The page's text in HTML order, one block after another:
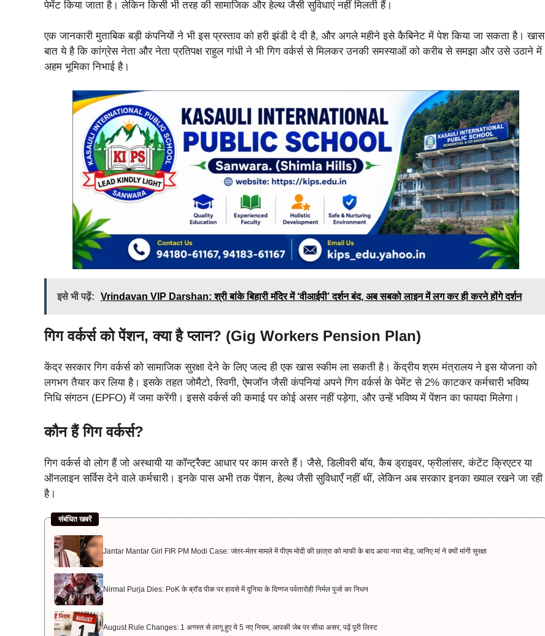
पेमेंट किया जाता है। लेकिन किसी भी तरह की सामाजिक और हेल्थ जैसी सुविधाएं नहीं मिलती हैं।
एक जानकारी मुताबिक बड़ी कंपनियों ने भी इस प्रस्ताव को हरी झंडी दे दी है, और अगले महीने इसे कैबिनेट में पेश किया जा सकता है। खास
बात ये है कि कांग्रेस नेता और नेता प्रतिपक्ष राहुल गांधी ने भी गिग वर्कर्स से मिलकर उनकी समस्याओं को करीब से समझा और उसे उठाने में
अहम भूमिका निभाई है।
इसे भी पढ़ें: Vrindavan VIP Darshan: श्री बांके बिहारी मंदिर में ‘वीआईपी’ दर्शन बंद, अब सबको लाइन में लग कर ही करने होंगे दर्शन
गिग वर्कर्स को पेंशन, क्या है प्लान? (Gig Workers Pension Plan)
केंद्र सरकार गिग वर्कर्स को सामाजिक सुरक्षा देने के लिए जल्द ही एक खास स्कीम ला सकती है। केंद्रीय श्रम मंत्रालय ने इस योजना को
लगभग तैयार कर लिया है। इसके तहत जोमैटो, स्विगी, ऐमजॉन जैसी कंपनियां अपने गिग वर्कर्स के पेमेंट से 2% काटकर कर्मचारी भविष्य
निधि संगठन (EPFO) में जमा करेंगी। इससे वर्कर्स की कमाई पर कोई असर नहीं पड़ेगा, और उन्हें भविष्य में पेंशन का फायदा मिलेगा।
कौन हैं गिग वर्कर्स?
गिग वर्कर्स वो लोग हैं जो अस्थायी या कॉन्ट्रैक्ट आधार पर काम करते हैं। जैसे, डिलीवरी बॉय, कैब ड्राइवर, फ्रीलांसर, कंटेंट क्रिएटर या
ऑनलाइन सर्विस देने वाले कर्मचारी। इनके पास अभी तक पेंशन, हेल्थ जैसी सुविधाएँ नहीं थीं, लेकिन अब सरकार इनका ख्याल रखने जा रही
है।
संबंधित खबरें
Jantar Mantar Girl FIR PM Modi Case: जंतर-मंतर मामले में पीएम मोदी की छात्रा को माफी के बाद आया नया मोड़, जानिए मां ने क्यों मांगी सुरक्षा
Nirmal Purja Dies: PoK के ब्रॉड पीक पर हादसे में दुनिया के दिग्गज पर्वतारोही निर्मल पुर्जा का निधन
August Rule Changes: 1 अगस्त से लागू हुए ये 5 नए नियम, आपकी जेब पर सीधा असर, पढ़ें पूरी लिस्ट